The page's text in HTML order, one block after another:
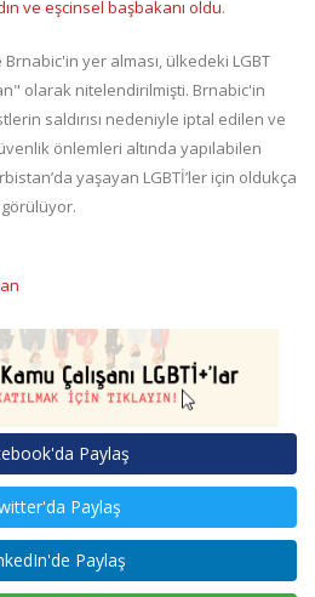
ve eşcinsel başbakanı oldu.
yer alması, ülkedeki LGBT
olarak nitelendirilmişti. Brnabic'in
saldırısı nedeniyle iptal edilen ve
önlemleri altında yapılabilen
yaşayan LGBTİ’ler için oldukça
Paylaş
Paylaş
Paylaş